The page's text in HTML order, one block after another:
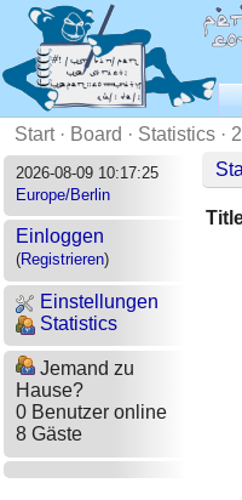
Start· Board · Statistics ·
2026-08-09 10:17:25
Europe/Berlin
Einloggen
(Registrieren)
Einstellungen
Statistics
Jemand zu
Hause?
0 Benutzer online
8 Gäste